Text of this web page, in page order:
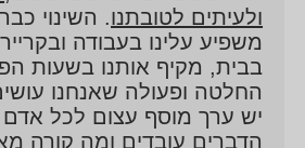
ולעיתים לטובתנו. השינוי
משפיע עלינו בעבודה
בבית, מקיף אותנו בשעות
החלטה ופעולה שאנחנו
יש ערך מוסף עצום לכל
הדברים עובדים ומה קורה